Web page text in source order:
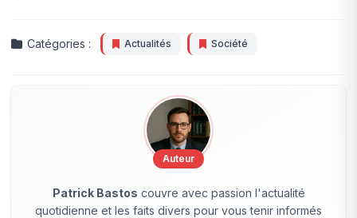
Catégories : Actualités Société
Auteur
Patrick Bastos couvre avec passion l'actualité
quotidienne et les faits divers pour vous tenir informés